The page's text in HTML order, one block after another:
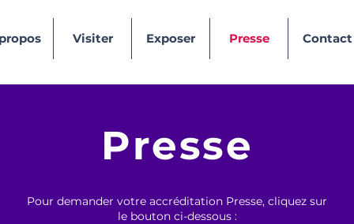
Visiter Exposer Presse Contact
Presse
Pour demander votre accréditation Presse, cliquez sur
le bouton ci-dessous :